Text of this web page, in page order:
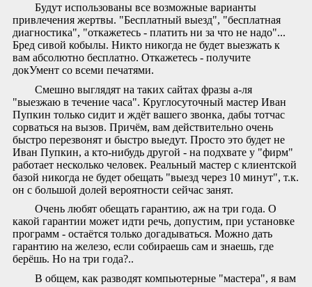
Будут использованы все возможные варианты
привлечения жертвы. "Бесплатный выезд", "бесплатная
диагностика", "откажетесь - платить ни за что не надо"...
Бред сивой кобылы. Никто никогда не будет выезжать к
вам абсолютно бесплатно. Откажетесь - получите
докУмент со всеми печатями.
Смешно выглядят на таких сайтах фразы а-ля
"выезжаю в течение часа". Круглосуточный мастер Иван
Пупкин только сидит и ждёт вашего звонка, дабы тотчас
сорваться на вызов. Причём, вам действительно очень
быстро перезвонят и быстро выедут. Просто это будет не
Иван Пупкин, а кто-нибудь другой - на подхвате у "фирм"
работает несколько человек. Реальный мастер с клиентской
базой никогда не будет обещать "выезд через 10 минут", т.к.
он с большой долей вероятности сейчас занят.
Очень любят обещать гарантию, аж на три года. О
какой гарантии может идти речь, допустим, при установке
программ - остаётся только догадываться. Можно дать
гарантию на железо, если собираешь сам и знаешь, где
берёшь. Но на три года?..
В общем, как разводят компьютерные "мастера", я вам